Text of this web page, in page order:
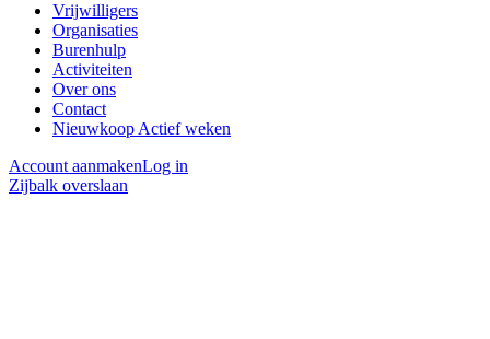
Vrijwilligers
Organisaties
Burenhulp
Activiteiten
Over ons
Contact
Nieuwkoop Actief weken
Account aanmakenLog in
Zijbalk overslaan